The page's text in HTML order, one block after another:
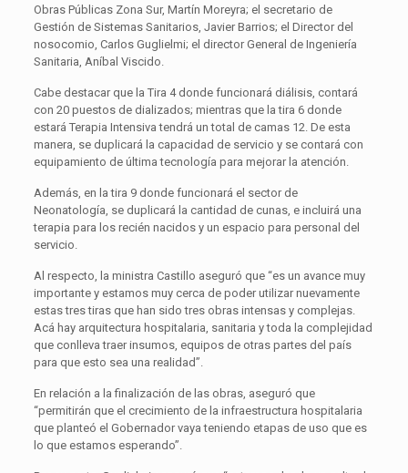
Obras Públicas Zona Sur, Martín Moreyra; el secretario de
Gestión de Sistemas Sanitarios, Javier Barrios; el Director del
nosocomio, Carlos Guglielmi; el director General de Ingeniería
Sanitaria, Aníbal Viscido.
Cabe destacar que la Tira 4 donde funcionará diálisis, contará
con 20 puestos de dializados; mientras que la tira 6 donde
estará Terapia Intensiva tendrá un total de camas 12. De esta
manera, se duplicará la capacidad de servicio y se contará con
equipamiento de última tecnología para mejorar la atención.
Además, en la tira 9 donde funcionará el sector de
Neonatología, se duplicará la cantidad de cunas, e incluirá una
terapia para los recién nacidos y un espacio para personal del
servicio.
Al respecto, la ministra Castillo aseguró que “es un avance muy
importante y estamos muy cerca de poder utilizar nuevamente
estas tres tiras que han sido tres obras intensas y complejas.
Acá hay arquitectura hospitalaria, sanitaria y toda la complejidad
que conlleva traer insumos, equipos de otras partes del país
para que esto sea una realidad”.
En relación a la finalización de las obras, aseguró que
“permitirán que el crecimiento de la infraestructura hospitalaria
que planteó el Gobernador vaya teniendo etapas de uso que es
lo que estamos esperando”.